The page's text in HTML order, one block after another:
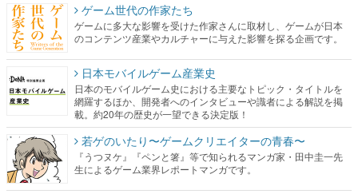
ゲーム世代の作家たち
ゲームに多大な影響を受けた作家さんに取材し、ゲームが日本
のコンテンツ産業やカルチャーに与えた影響を探る企画です。
日本モバイルゲーム産業史
日本のモバイルゲーム史における主要なトピック・タイトルを
網羅するほか、開発者へのインタビューや識者による解説を掲
載。約20年の歴史が一望できる決定版！
若ゲのいたり〜ゲームクリエイターの青春〜
『うつヌケ』『ペンと箸』等で知られるマンガ家・田中圭一先
生によるゲーム業界レポートマンガです。